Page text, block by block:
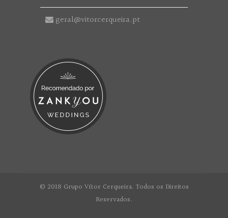
geral@vitorcerqueira.pt
© 2018 Grupo Vítor Cerqueira. Todos os Direitos
Reservados.